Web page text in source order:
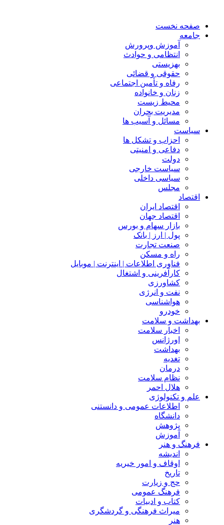
صفحه نخست
جامعه
آموزش وپرورش
انتظامی و حوادث
بهزیستی
حقوقی و قضائی
رفاه و تأمین اجتماعی
زنان و خانواده
محیط زیست
مدیریت بحران
مسائل و آسیب ها
سیاست
احزاب و تشکل ها
دفاعی و امنیتی
دولت
سیاست خارجی
سیاسی داخلی
مجلس
اقتصاد
اقتصاد ایران
اقتصاد جهان
بازار سهام و بورس
پول | ارز | بانک
صنعت تجارت
راه و مسکن
فناوری اطلاعات | اینترنت | موبایل
کارآفرینی و اشتغال
کشاورزی
نفت و انرژی
هواشناسی
خودرو
بهداشت و سلامت
اخبار سلامت
اورژانس
بهداشت
تغدیه
درمان
نظام سلامت
هلال احمر
علم و تکنولوژی
اطلاعات عمومی و دانستنی
دانشگاه
پژوهش
آموزش
فرهنگ و هنر
اندیشه
اوقاف و امور خیریه
تاریخ
حج و زیارت
فرهنگ عمومی
کتاب و ادبیات
میراث فرهنگی و گردشگری
هنر